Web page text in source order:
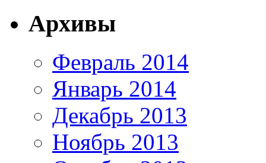
Архивы
Февраль 2014
Январь 2014
Декабрь 2013
Ноябрь 2013